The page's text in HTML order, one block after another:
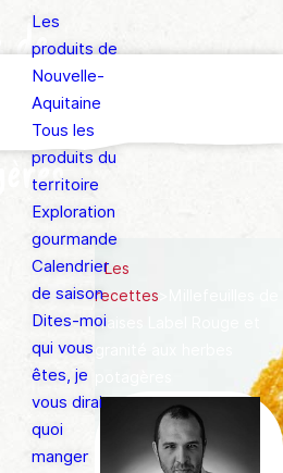
Les
produits de
Nouvelle-
Aquitaine
Tous les
produits du
territoire
Exploration
gourmande
Calendrier
de saison
Dites-moi
qui vous
êtes, je
vous dirai
quoi
manger
de
>Les
recettes
fraises Label Rouge et